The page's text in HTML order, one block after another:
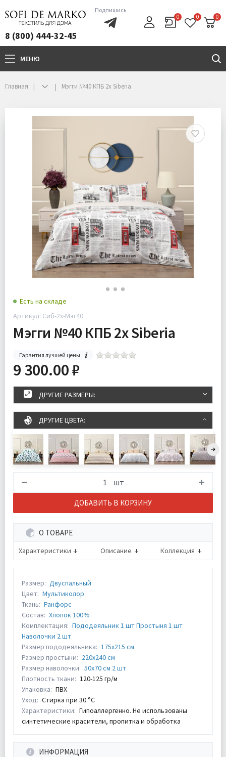
8 (800) 444-32-45
Подпишись
0 0 0
МЕНЮ
+7(800)444-32-45
Главная Мэгги №40 КПБ 2х Siberia
Есть на складе
Артикул: Cиб-2х-Мэг40
Мэгги №40 КПБ 2х Siberia
Гарантия лучшей цены
9 300.00 ₽
ДРУГИЕ РАЗМЕРЫ:
ДРУГИЕ ЦВЕТА:
шт
ДОБАВИТЬ В КОРЗИНУ
О ТОВАРЕ
Характеристики Описание Коллекция
Размер: Двуспальный
Цвет: Мультиколор
Ткань: Ранфорс
Состав: Хлопок 100%
Комплектация: Пододеяльник 1 шт Простыня 1 шт
Наволочки 2 шт
Размер пододеяльника: 175х215 см
Размер простыни: 220х240 см
Размер наволочки: 50х70 см 2 шт
Плотность ткани: 120-125 гр/м
Упаковка: ПВХ
Уход: Стирка при 30 °С
Характеристики: Гипоаллергенно. Не использованы
синтетические красители, пропитка и обработка
ИНФОРМАЦИЯ